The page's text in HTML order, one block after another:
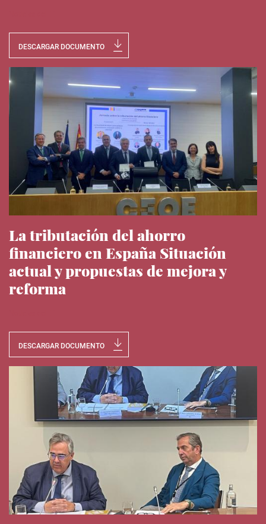
DESCARGAR DOCUMENTO
La tributación del ahorro
financiero en España Situación
actual y propuestas de mejora y
reforma
DESCARGAR DOCUMENTO